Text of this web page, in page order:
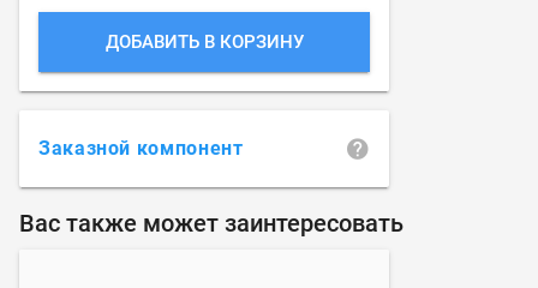
ДОБАВИТЬ В КОРЗИНУ
Заказной компонент
Вас также может заинтересовать